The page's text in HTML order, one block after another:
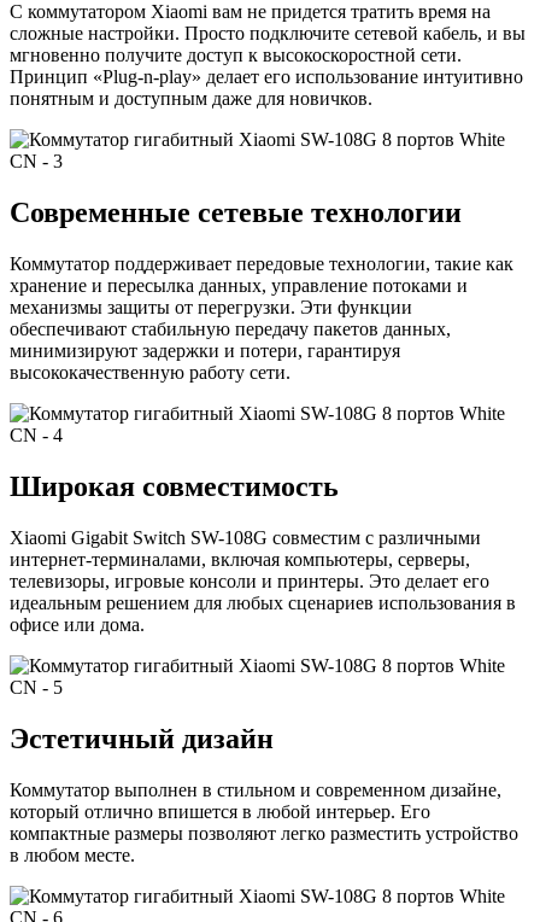
С коммутатором Xiaomi вам не придется тратить время на
сложные настройки. Просто подключите сетевой кабель, и вы
мгновенно получите доступ к высокоскоростной сети.
Принцип «Plug-n-play» делает его использование интуитивно
понятным и доступным даже для новичков.
Современные сетевые технологии
Коммутатор поддерживает передовые технологии, такие как
хранение и пересылка данных, управление потоками и
механизмы защиты от перегрузки. Эти функции
обеспечивают стабильную передачу пакетов данных,
минимизируют задержки и потери, гарантируя
высококачественную работу сети.
Широкая совместимость
Xiaomi Gigabit Switch SW-108G совместим с различными
интернет-терминалами, включая компьютеры, серверы,
телевизоры, игровые консоли и принтеры. Это делает его
идеальным решением для любых сценариев использования в
офисе или дома.
Эстетичный дизайн
Коммутатор выполнен в стильном и современном дизайне,
который отлично впишется в любой интерьер. Его
компактные размеры позволяют легко разместить устройство
в любом месте.